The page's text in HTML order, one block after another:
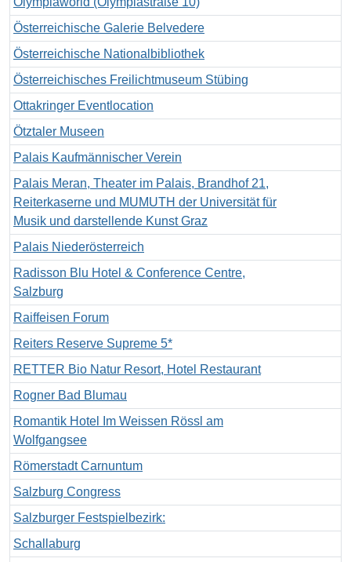
Österreichische Galerie Belvedere
Österreichische Nationalbibliothek
Österreichisches Freilichtmuseum Stübing
Ottakringer Eventlocation
Ötztaler Museen
Palais Kaufmännischer Verein
Palais Meran, Theater im Palais, Brandhof 21,
Reiterkaserne und MUMUTH der Universität für
Musik und darstellende Kunst Graz
Palais Niederösterreich
Radisson Blu Hotel & Conference Centre,
Salzburg
Raiffeisen Forum
Reiters Reserve Supreme 5*
RETTER Bio Natur Resort, Hotel Restaurant
Rogner Bad Blumau
Romantik Hotel Im Weissen Rössl am
Wolfgangsee
Römerstadt Carnuntum
Salzburg Congress
Salzburger Festspielbezirk:
Schallaburg